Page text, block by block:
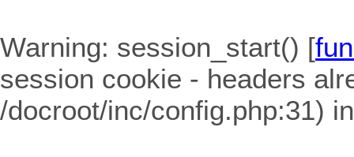
Warning: session_start() [
session cookie - headers
/docroot/inc/config.php:31)